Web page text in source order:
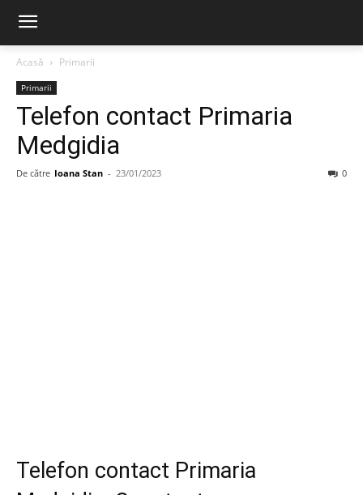
Acasă Primarii
Primarii
Telefon contact Primaria
Medgidia
De către Ioana Stan - 23/01/2023 0
Telefon contact Primaria